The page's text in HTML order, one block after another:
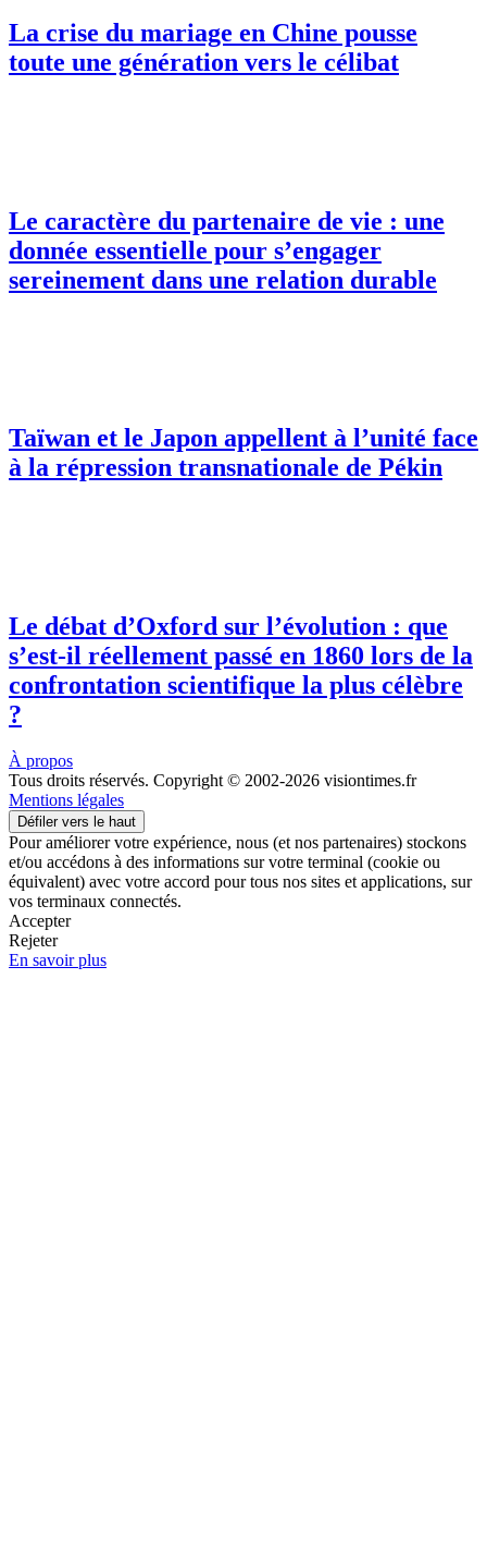
La crise du mariage en Chine pousse
toute une génération vers le célibat
Le caractère du partenaire de vie : une
donnée essentielle pour s’engager
sereinement dans une relation durable
Taïwan et le Japon appellent à l’unité face
à la répression transnationale de Pékin
Le débat d’Oxford sur l’évolution : que
s’est-il réellement passé en 1860 lors de la
confrontation scientifique la plus célèbre
?
À propos
Tous droits réservés. Copyright © 2002-2026 visiontimes.fr
Mentions légales
Défiler vers le haut
Pour améliorer votre expérience, nous (et nos partenaires) stockons
et/ou accédons à des informations sur votre terminal (cookie ou
équivalent) avec votre accord pour tous nos sites et applications, sur
vos terminaux connectés.
Accepter
Rejeter
En savoir plus